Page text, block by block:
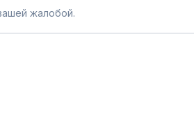
жалобой.